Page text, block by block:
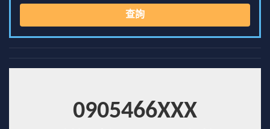
查詢
0905466XXX